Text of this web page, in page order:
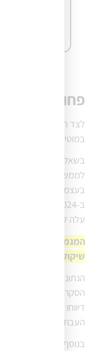
פחות מימוש
לצד הפער הטכנולוגי,
במוטיבציה לעצמאות.
בשאלה
לממש את עצמי' עדיין
ב-2024. במקביל,
עלה ל־42% (לעומת 34% ו־27% בשנים קודמות).
המגמה ברורה: פחות
שיקולי נוחות וכדאיות
הנתונים הללו
דיווחו על ירידה
העבודה, וכ־23% לא עבדו כלל.